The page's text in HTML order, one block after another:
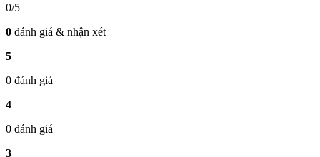
0/5
0 đánh giá & nhận xét
5
0 đánh giá
4
0 đánh giá
3